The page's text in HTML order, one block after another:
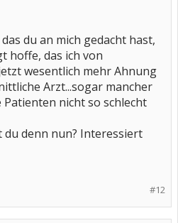
du an mich gedacht hast,
hoffe, das ich von
wesentlich mehr Ahnung
Arzt...sogar mancher
Patienten nicht so schlecht
du denn nun? Interessiert
#12